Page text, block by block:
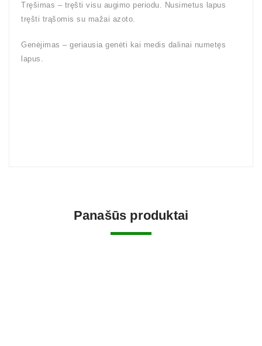
Tręšimas – tręšti visu augimo periodu. Nusimetus lapus
tręšti trąšomis su mažai azoto.
Genėjimas – geriausia genėti kai medis dalinai numetęs
lapus.
Panašūs produktai